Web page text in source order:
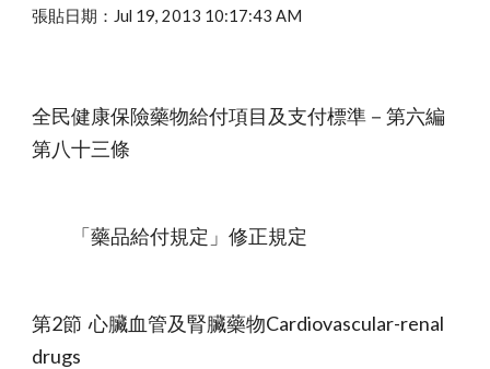
張貼日期：Jul 19, 2013 10:17:43 AM
全民健康保險藥物給付項目及支付標準－第六編
第八十三條
            「藥品給付規定」修正規定
第2節  心臟血管及腎臟藥物Cardiovascular-renal
drugs